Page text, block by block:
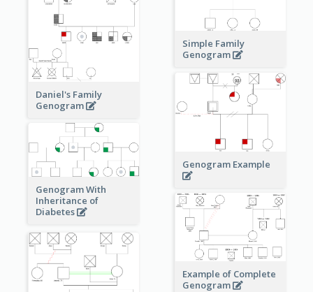
Simple Family
Genogram
Daniel's Family
Genogram
Genogram Example
Genogram With
Inheritance of
Diabetes
Example of Complete
Genogram